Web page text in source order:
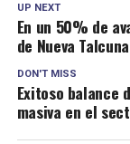
UP NEXT
En un 50% de
de Nueva
DON'T MISS
Exitoso balance
masiva en el